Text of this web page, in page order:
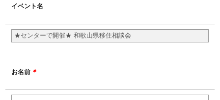
イベント名
お名前 ＊